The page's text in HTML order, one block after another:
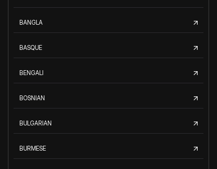
BANGLA
BASQUE
BENGALI
BOSNIAN
BULGARIAN
BURMESE